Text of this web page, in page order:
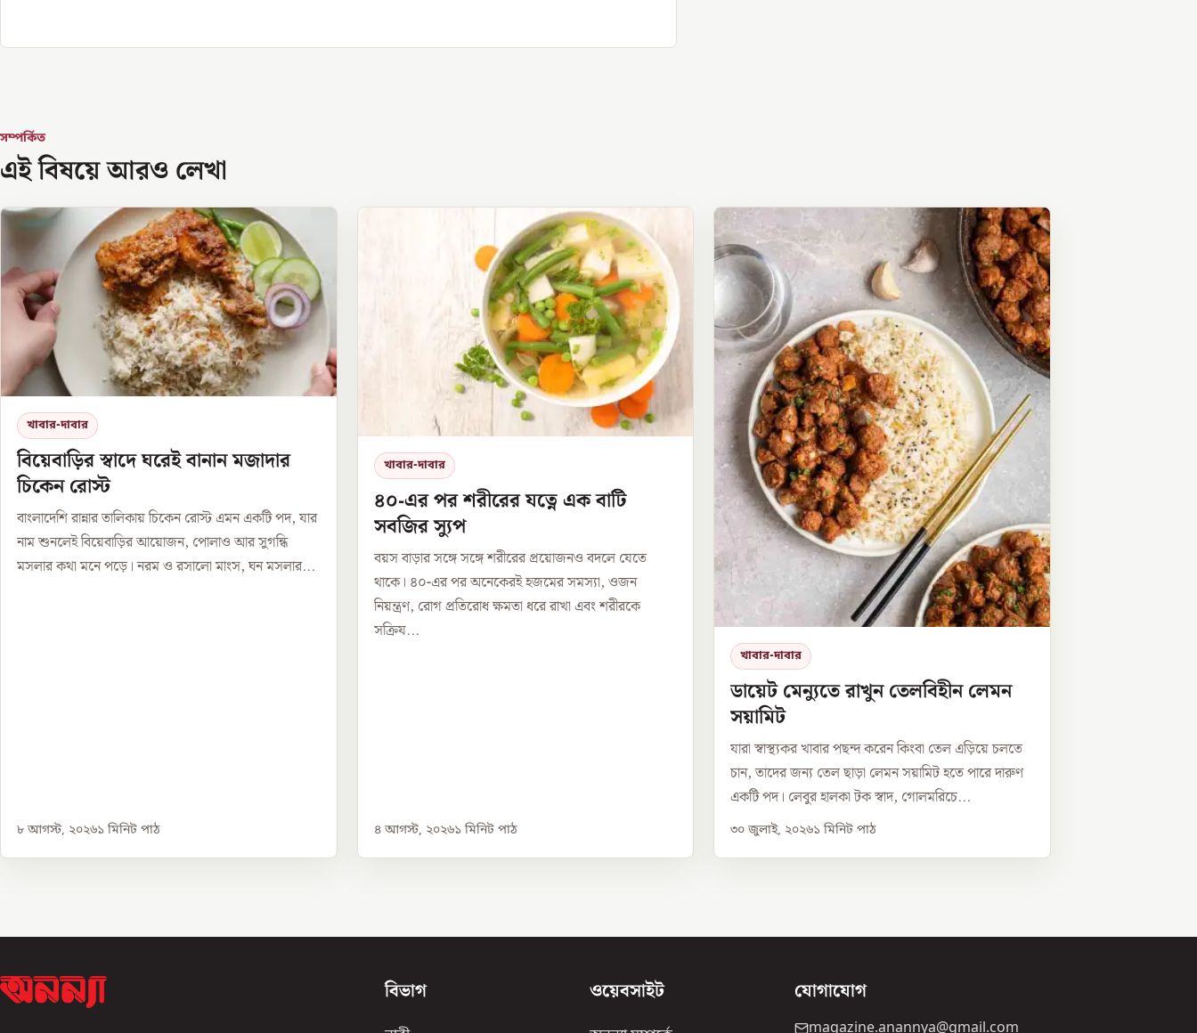
সম্পর্কিত
এই বিষয়ে আরও লেখা
খাবার-দাবার
বিয়েবাড়ির স্বাদে ঘরেই বানান মজাদার
চিকেন রোস্ট
বাংলাদেশি রান্নার তালিকায় চিকেন রোস্ট এমন একটি পদ, যার
নাম শুনলেই বিয়েবাড়ির আয়োজন, পোলাও আর সুগন্ধি
মসলার কথা মনে পড়ে। নরম ও রসালো মাংস, ঘন মসলার...
৮ আগস্ট, ২০২৬১ মিনিট পাঠ
খাবার-দাবার
৪০-এর পর শরীরের যত্নে এক বাটি
সবজির স্যুপ
বয়স বাড়ার সঙ্গে সঙ্গে শরীরের প্রয়োজনও বদলে যেতে
থাকে। ৪০-এর পর অনেকেরই হজমের সমস্যা, ওজন
নিয়ন্ত্রণ, রোগ প্রতিরোধ ক্ষমতা ধরে রাখা এবং শরীরকে
সক্রিয...
৪ আগস্ট, ২০২৬১ মিনিট পাঠ
খাবার-দাবার
ডায়েট মেন্যুতে রাখুন তেলবিহীন লেমন
সয়ামিট
যারা স্বাস্থ্যকর খাবার পছন্দ করেন কিংবা তেল এড়িয়ে চলতে
চান, তাদের জন্য তেল ছাড়া লেমন সয়ামিট হতে পারে দারুণ
একটি পদ। লেবুর হালকা টক স্বাদ, গোলমরিচে...
৩০ জুলাই, ২০২৬১ মিনিট পাঠ
বিভাগ ওয়েবসাইট যোগাযোগ
magazine.anannya@gmail.com